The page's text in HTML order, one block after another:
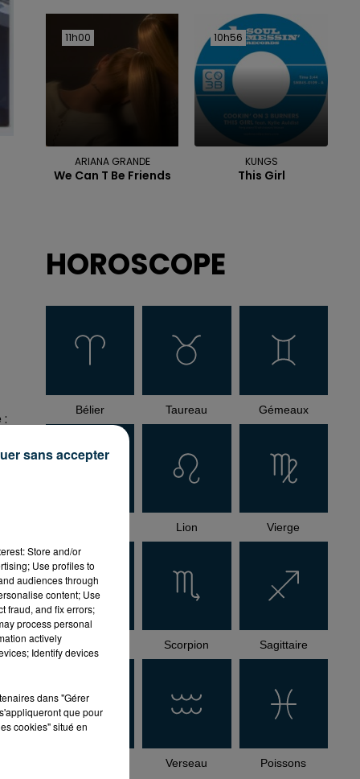
11h00
11h00
ARIANA GRANDE
We Can T Be Friends
10h56
10h56
KUNGS
This Girl
HOROSCOPE
Bélier Taureau Gémeaux
Lion Vierge
Scorpion Sagittaire
Verseau Poissons
Store and/or
Use profiles to
audiences through
content; Use
fraud, and fix errors;
process personal
actively
Identify devices
dans "Gérer
que pour
cookies" situé en
sans accepter